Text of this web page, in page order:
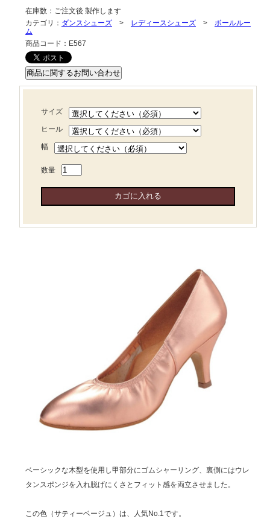
在庫数： ご注文後 製作します
カテゴリ： ダンスシューズ > レディースシューズ > ボールルー
ム
商品コード： E567
サイズ
ヒール
幅
数量
ベーシックな木型を使用し甲部分にゴムシャーリング、裏側にはウレ
タンスポンジを入れ脱げにくさとフィット感を両立させました。
この色（サティーベージュ）は、人気No.1です。